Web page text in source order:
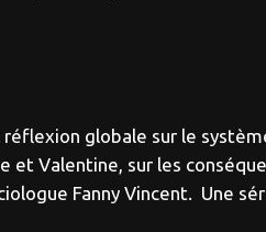
globale sur le
et Valentine, sur les
Fanny Vincent. Une